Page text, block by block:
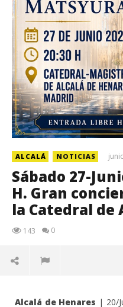
ALCALÁ NOTICIAS
Sábado 27-
H. Gran
la Catedral de
143 0
Alcalá de Henares | 20/